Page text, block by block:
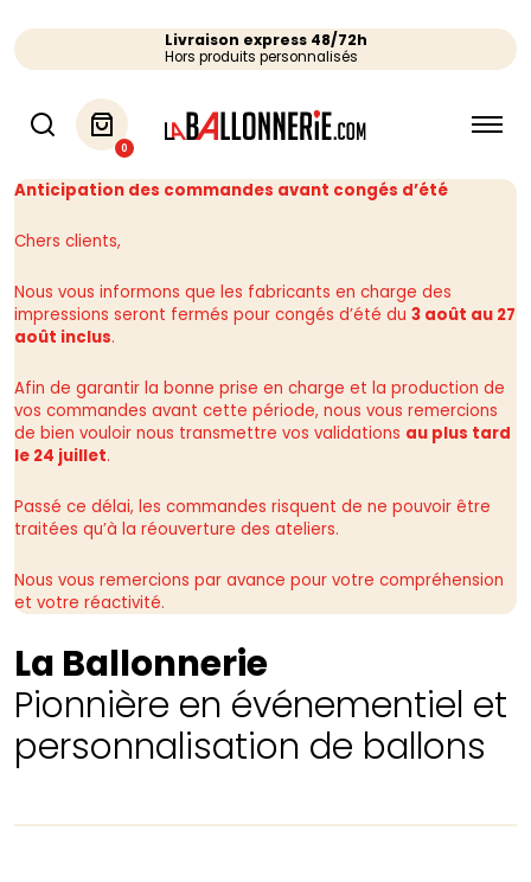
Livraison express 48/72h
Hors produits personnalisés
0
Anticipation des commandes avant congés d’été
Chers clients,
Nous vous informons que les fabricants en charge des
impressions seront fermés pour congés d’été du 3 août au 27
août inclus.
Afin de garantir la bonne prise en charge et la production de
vos commandes avant cette période, nous vous remercions
de bien vouloir nous transmettre vos validations au plus tard
le 24 juillet.
Passé ce délai, les commandes risquent de ne pouvoir être
traitées qu’à la réouverture des ateliers.
Nous vous remercions par avance pour votre compréhension
et votre réactivité.
La Ballonnerie
Pionnière en événementiel et
personnalisation de ballons